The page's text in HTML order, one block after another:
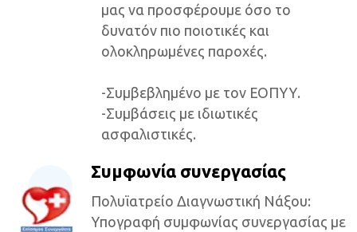
μας να προσφέρουμε όσο το
δυνατόν πιο ποιοτικές και
ολοκληρωμένες παροχές.
-Συμβεβλημένο με τον ΕΟΠΥΥ.
-Συμβάσεις με ιδιωτικές
ασφαλιστικές.
Συμφωνία συνεργασίας
Πολυϊατρείο Διαγνωστική Νάξου:
Yπογραφή συμφωνίας συνεργασίας με